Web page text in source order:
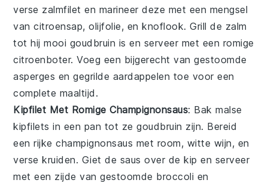
verse zalmfilet en marineer deze met een mengsel
vancitroensap,olijfolie, enknoflook. Grill de zalm
tot hij mooi goudbruin is en serveer met een romige
citroenboter. Voeg een bijgerecht van gestoomde
asperges engegrilde aardappelen toe voor een
complete maaltijd.
Kipfilet Met Romige Champignonsaus: Bak malse
kipfilets in een pan tot ze goudbruin zijn. Bereid
een rijkechampignonsaus met room, witte wijn, en
versekruiden. Giet de saus over de kip en serveer
met een zijde vangestoomde broccoli en